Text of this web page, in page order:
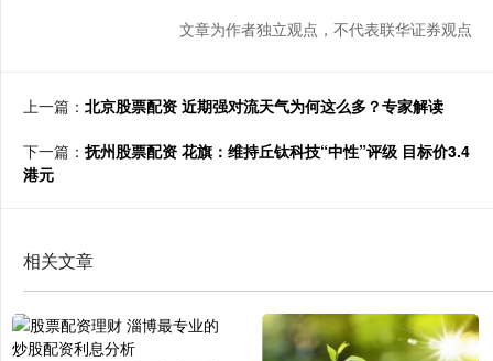
文章为作者独立观点，不代表联华证券观点
上一篇： 北京股票配资 近期强对流天气为何这么多？专家解读
下一篇： 抚州股票配资 花旗：维持丘钛科技“中性”评级 目标价3.4
港元
相关文章